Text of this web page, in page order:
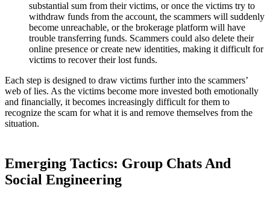
substantial sum from their victims, or once the victims try to
withdraw funds from the account, the scammers will suddenly
become unreachable, or the brokerage platform will have
trouble transferring funds. Scammers could also delete their
online presence or create new identities, making it difficult for
victims to recover their lost funds.
Each step is designed to draw victims further into the scammers’
web of lies. As the victims become more invested both emotionally
and financially, it becomes increasingly difficult for them to
recognize the scam for what it is and remove themselves from the
situation.
Emerging Tactics: Group Chats And
Social Engineering